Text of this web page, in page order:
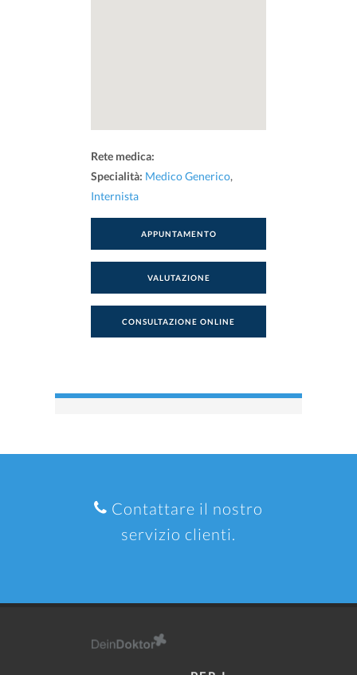
Rete medica:
Specialità: Medico Generico,
Internista
APPUNTAMENTO
VALUTAZIONE
CONSULTAZIONE ONLINE
Contattare il nostro
servizio clienti.